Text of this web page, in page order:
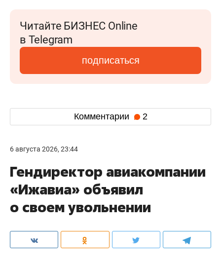
Читайте БИЗНЕС Online
в Telegram
подписаться
Комментарии 2
6 августа 2026, 23:44
Гендиректор авиакомпании
«Ижавиа» объявил
о своем увольнении